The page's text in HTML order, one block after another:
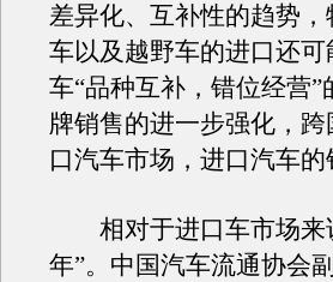
差异化、互补性的趋势
车以及越野车的进口还
车“品种互补，错位经营
牌销售的进一步强化，
口汽车市场，进口汽车
相对于进口车市场来
年”。中国汽车流通协会